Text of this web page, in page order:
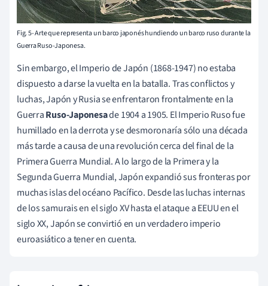
Fig. 5- Arte que representa un barco japonés hundiendo un barco ruso durante la
Guerra Ruso-Japonesa.
Sin embargo, el Imperio de Japón (1868-1947) no estaba
dispuesto a darse la vuelta en la batalla. Tras conflictos y
luchas, Japón y Rusia se enfrentaron frontalmente en la
GuerraRuso-Japonesade 1904 a 1905. El Imperio Ruso fue
humillado en la derrota y se desmoronaría sólo una década
más tarde a causa de una revolución cerca del final de la
Primera Guerra Mundial. A lo largo de la Primera y la
Segunda Guerra Mundial, Japón expandió sus fronteras por
muchas islas del océano Pacífico. Desde las luchas internas
de los samurais en el siglo XV hasta el ataque a EEUU en el
siglo XX, Japón se convirtió en un verdadero imperio
euroasiático a tener en cuenta.